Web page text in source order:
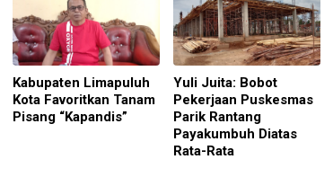
Kabupaten Limapuluh
Kota Favoritkan Tanam
Pisang “Kapandis”
Yuli Juita: Bobot
Pekerjaan Puskesmas
Parik Rantang
Payakumbuh Diatas
Rata-Rata